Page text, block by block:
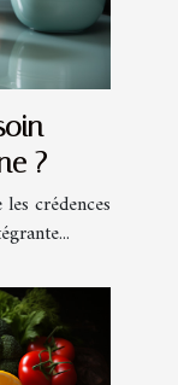
?
crédences